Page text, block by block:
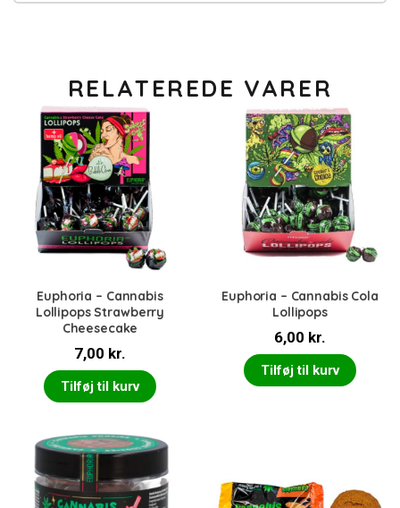
RELATEREDE VARER
Euphoria – Cannabis
Lollipops Strawberry
Cheesecake
7,00 kr.
Tilføj til kurv
Euphoria – Cannabis Cola
Lollipops
6,00 kr.
Tilføj til kurv